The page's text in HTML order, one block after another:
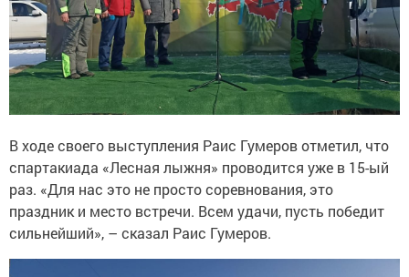
В ходе своего выступления Раис Гумеров отметил, что
спартакиада «Лесная лыжня» проводится уже в 15-ый
раз. «Для нас это не просто соревнования, это
праздник и место встречи. Всем удачи, пусть победит
сильнейший», – сказал Раис Гумеров.